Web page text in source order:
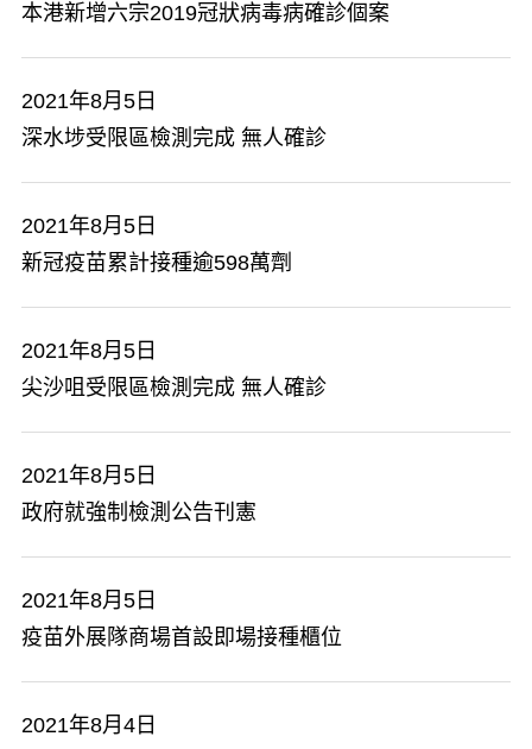
本港新增六宗2019冠狀病毒病確診個案
2021年8月5日
深水埗受限區檢測完成 無人確診
2021年8月5日
新冠疫苗累計接種逾598萬劑
2021年8月5日
尖沙咀受限區檢測完成 無人確診
2021年8月5日
政府就強制檢測公告刊憲
2021年8月5日
疫苗外展隊商場首設即場接種櫃位
2021年8月4日